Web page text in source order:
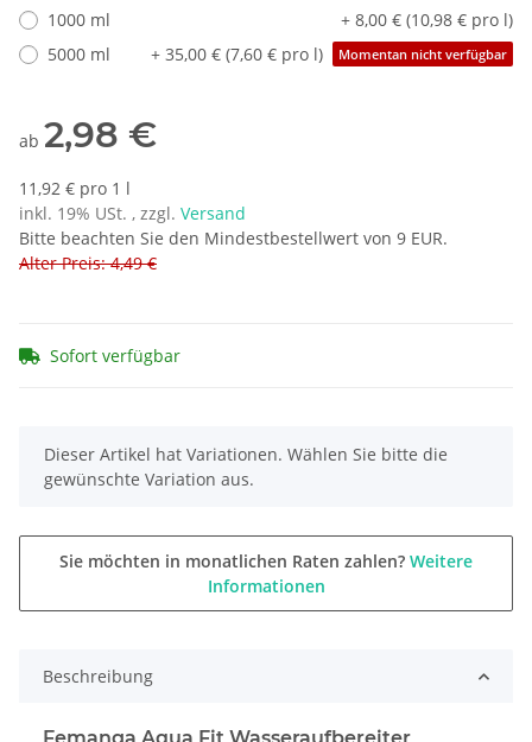
1000 ml
+ 8,00 € (10,98 € pro l)
5000 ml
+ 35,00 € (7,60 € pro l) Momentan nicht verfügbar
ab 2,98 €
11,92 € pro 1 l
inkl. 19% USt. , zzgl. Versand
Bitte beachten Sie den Mindestbestellwert von 9 EUR.
Alter Preis: 4,49 €
Sofort verfügbar
x
Dieser Artikel hat Variationen. Wählen Sie bitte die
gewünschte Variation aus.
Sie möchten in monatlichen Raten zahlen? Weitere
Informationen
Beschreibung